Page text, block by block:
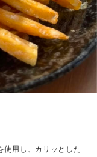
使用し、カリッとした